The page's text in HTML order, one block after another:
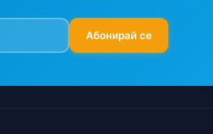
Абонирай се